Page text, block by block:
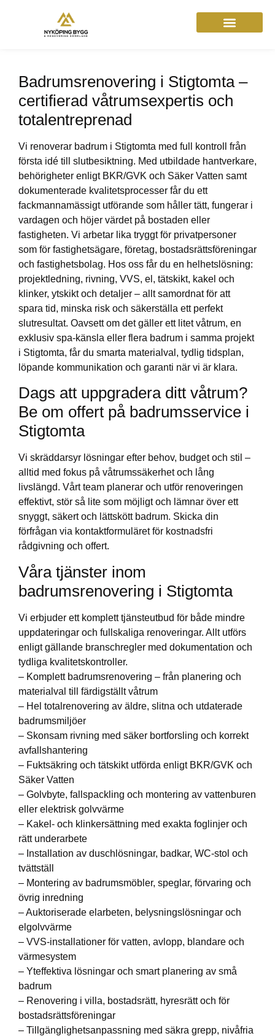
Badrumsrenovering i Stigtomta –
certifierad våtrumsexpertis och
totalentreprenad
Vi renoverar badrum i Stigtomta med full kontroll från
första idé till slutbesiktning. Med utbildade hantverkare,
behörigheter enligt BKR/GVK och Säker Vatten samt
dokumenterade kvalitetsprocesser får du ett
fackmannamässigt utförande som håller tätt, fungerar i
vardagen och höjer värdet på bostaden eller
fastigheten. Vi arbetar lika tryggt för privatpersoner
som för fastighetsägare, företag, bostadsrättsföreningar
och fastighetsbolag. Hos oss får du en helhetslösning:
projektledning, rivning, VVS, el, tätskikt, kakel och
klinker, ytskikt och detaljer – allt samordnat för att
spara tid, minska risk och säkerställa ett perfekt
slutresultat. Oavsett om det gäller ett litet våtrum, en
exklusiv spa-känsla eller flera badrum i samma projekt
i Stigtomta, får du smarta materialval, tydlig tidsplan,
löpande kommunikation och garanti när vi är klara.
Dags att uppgradera ditt våtrum?
Be om offert på badrumsservice i
Stigtomta
Vi skräddarsyr lösningar efter behov, budget och stil –
alltid med fokus på våtrumssäkerhet och lång
livslängd. Vårt team planerar och utför renoveringen
effektivt, stör så lite som möjligt och lämnar över ett
snyggt, säkert och lättskött badrum. Skicka din
förfrågan via kontaktformuläret för kostnadsfri
rådgivning och offert.
Våra tjänster inom
badrumsrenovering i Stigtomta
Vi erbjuder ett komplett tjänsteutbud för både mindre
uppdateringar och fullskaliga renoveringar. Allt utförs
enligt gällande branschregler med dokumentation och
tydliga kvalitetskontroller.
– Komplett badrumsrenovering – från planering och
materialval till färdigställt våtrum
– Hel totalrenovering av äldre, slitna och utdaterade
badrumsmiljöer
– Skonsam rivning med säker bortforsling och korrekt
avfallshantering
– Fuktsäkring och tätskikt utförda enligt BKR/GVK och
Säker Vatten
– Golvbyte, fallspackling och montering av vattenburen
eller elektrisk golvvärme
– Kakel- och klinkersättning med exakta foglinjer och
rätt underarbete
– Installation av duschlösningar, badkar, WC-stol och
tvättställ
– Montering av badrumsmöbler, speglar, förvaring och
övrig inredning
– Auktoriserade elarbeten, belysningslösningar och
elgolvvärme
– VVS-installationer för vatten, avlopp, blandare och
värmesystem
– Yteffektiva lösningar och smart planering av små
badrum
– Renovering i villa, bostadsrätt, hyresrätt och för
bostadsrättsföreningar
– Tillgänglighetsanpassning med säkra grepp, nivåfria